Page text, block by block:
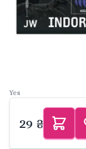
Yes
29 ₴